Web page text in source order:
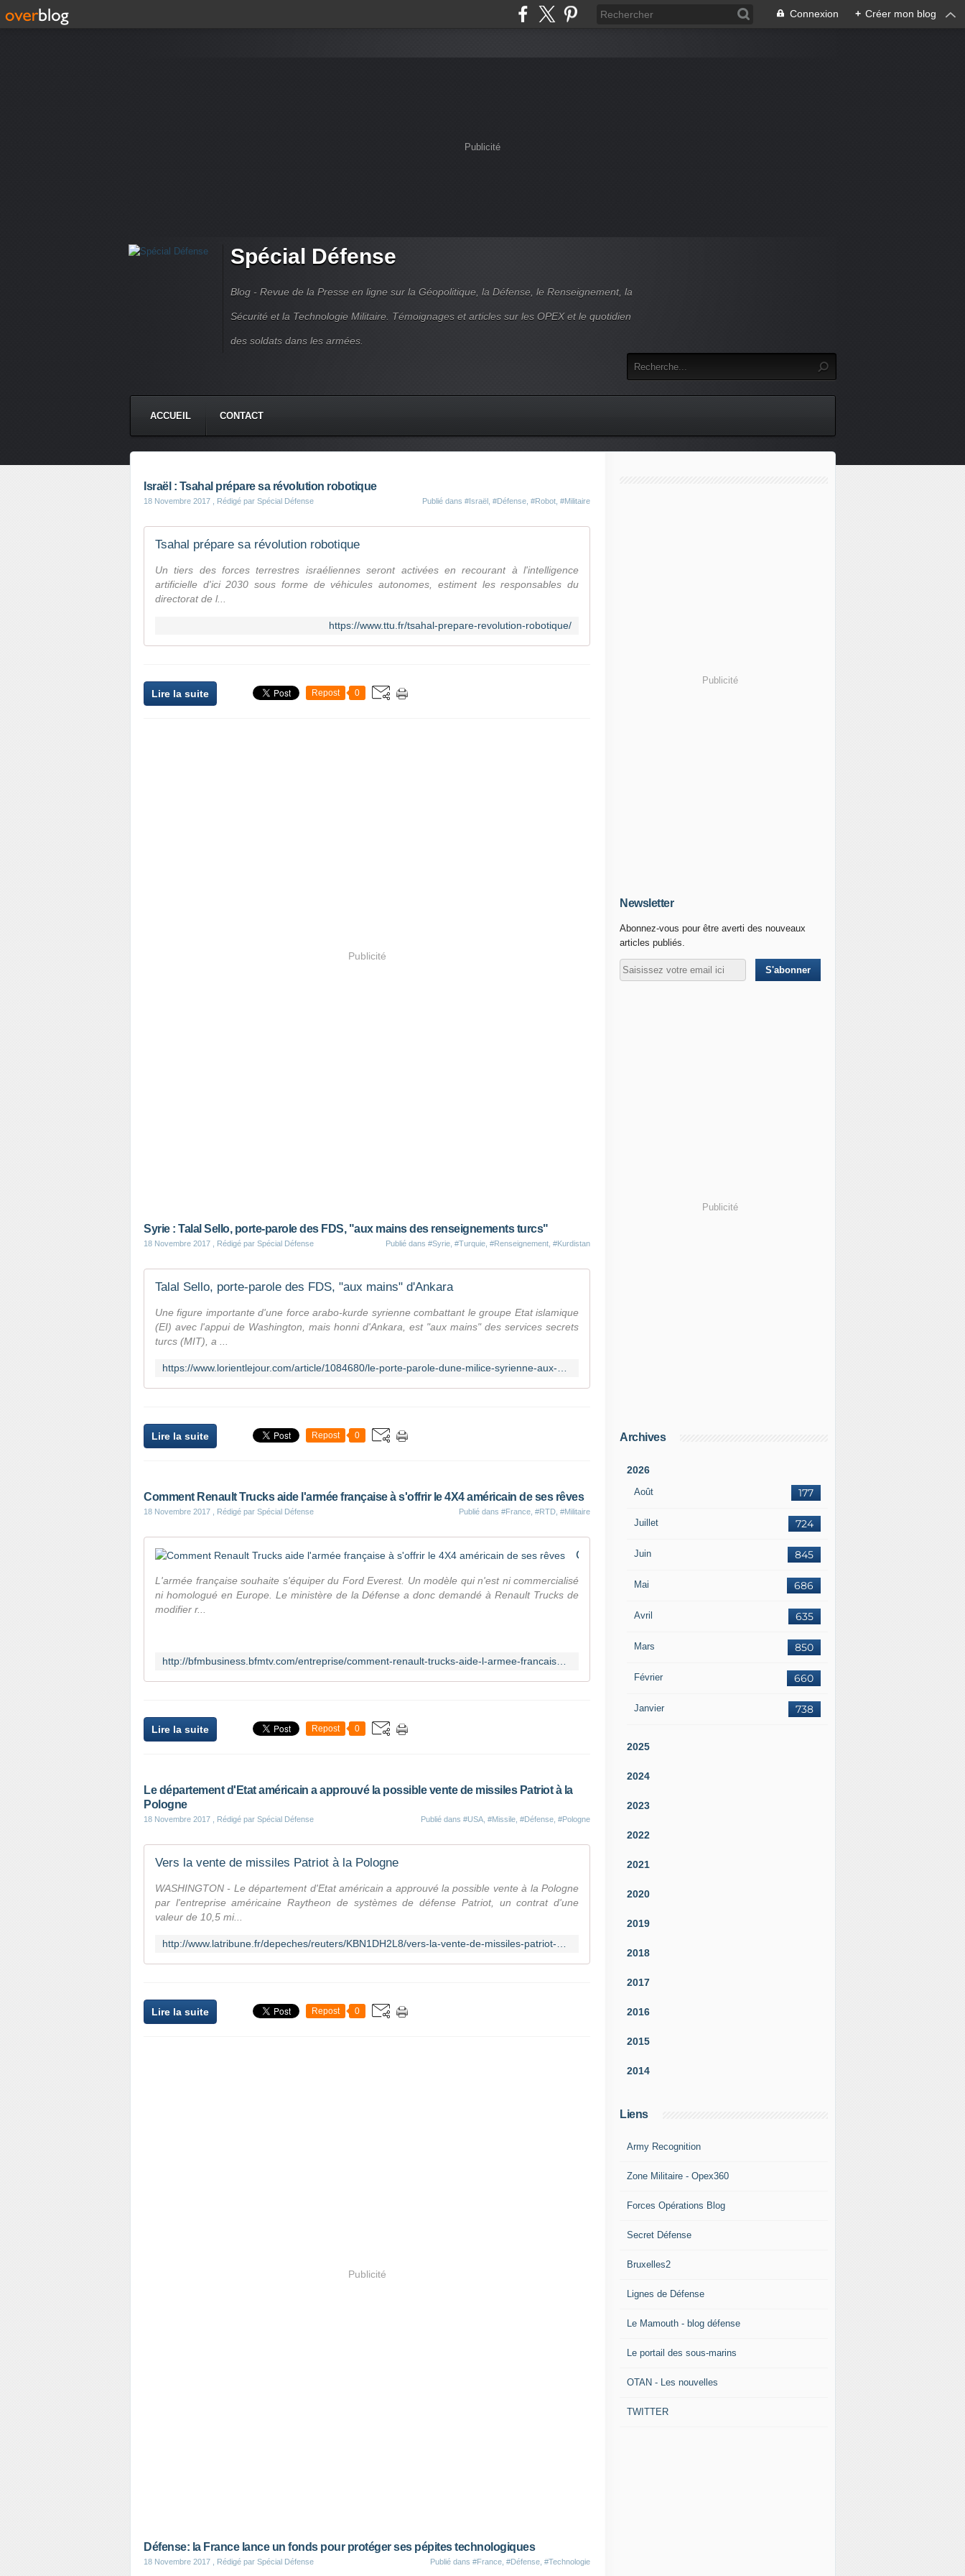
Connexion + Créer mon blog
Publicité
Spécial Défense
Blog - Revue de la Presse en ligne sur la Géopolitique, la Défense, le Renseignement, la
Sécurité et la Technologie Militaire. Témoignages et articles sur les OPEX et le quotidien
des soldats dans les armées.
ACCUEIL CONTACT
Israël : Tsahal prépare sa révolution robotique
18 Novembre 2017 , Rédigé par Spécial Défense Publié dans #Israël #Défense #Robot #Militaire
Tsahal prépare sa révolution robotique
Un tiers des forces terrestres israéliennes seront activées en recourant à l'intelligence
artificielle d'ici 2030 sous forme de véhicules autonomes, estiment les responsables du
directorat de l...
https://www.ttu.fr/tsahal-prepare-revolution-robotique/
Lire la suite Repost 0
Publicité
Syrie : Talal Sello, porte-parole des FDS, "aux mains des renseignements turcs"
18 Novembre 2017 , Rédigé par Spécial Défense Publié dans #Syrie #Turquie #Renseignement #Kurdistan
Talal Sello, porte-parole des FDS, "aux mains" d'Ankara
Une figure importante d'une force arabo-kurde syrienne combattant le groupe Etat islamique
(EI) avec l'appui de Washington, mais honni d'Ankara, est "aux mains" des services secrets
turcs (MIT), a ...
Lire la suite Repost 0
Comment Renault Trucks aide l'armée française à s'offrir le 4X4 américain de ses rêves
18 Novembre 2017 , Rédigé par Spécial Défense Publié dans #France #RTD #Militaire
L'armée française souhaite s'équiper du Ford Everest. Un modèle qui n'est ni commercialisé
ni homologué en Europe. Le ministère de la Défense a donc demandé à Renault Trucks de
modifier r...
Lire la suite Repost 0
Le département d'Etat américain a approuvé la possible vente de missiles Patriot à la
Pologne
18 Novembre 2017 , Rédigé par Spécial Défense Publié dans #USA #Missile #Défense #Pologne
Vers la vente de missiles Patriot à la Pologne
WASHINGTON - Le département d'Etat américain a approuvé la possible vente à la Pologne
par l'entreprise américaine Raytheon de systèmes de défense Patriot, un contrat d'une
valeur de 10,5 mi...
Lire la suite Repost 0
Publicité
Défense: la France lance un fonds pour protéger ses pépites technologiques
18 Novembre 2017 , Rédigé par Spécial Défense Publié dans #France #Défense #Technologie
Publicité
Newsletter
Abonnez-vous pour être averti des nouveaux
articles publiés.
Publicité
Archives
2026
Août 177
Juillet 724
Juin 845
Mai 686
Avril 635
Mars 850
Février 660
Janvier 738
2025
2024
2023
2022
2021
2020
2019
2018
2017
2016
2015
2014
Liens
Army Recognition
Zone Militaire - Opex360
Forces Opérations Blog
Secret Défense
Bruxelles2
Lignes de Défense
Le Mamouth - blog défense
Le portail des sous-marins
OTAN - Les nouvelles
TWITTER